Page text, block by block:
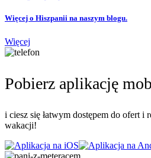
Więcej o Hiszpanii na naszym blogu.
Więcej
Pobierz aplikację
i ciesz się łatwym dostępem do ofert i
wakacji!